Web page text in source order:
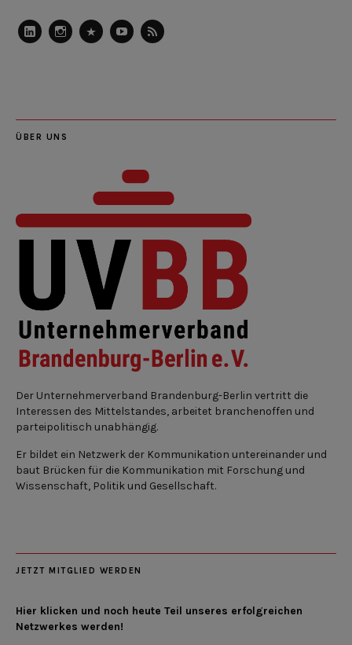
ÜBER UNS
Der Unternehmerverband Brandenburg-Berlin vertritt die
Interessen des Mittelstandes, arbeitet branchenoffen und
parteipolitisch unabhängig.
Er bildet ein Netzwerk der Kommunikation untereinander und
baut Brücken für die Kommunikation mit Forschung und
Wissenschaft, Politik und Gesellschaft.
JETZT MITGLIED WERDEN
Hier klicken und noch heute Teil unseres erfolgreichen
Netzwerkes werden!